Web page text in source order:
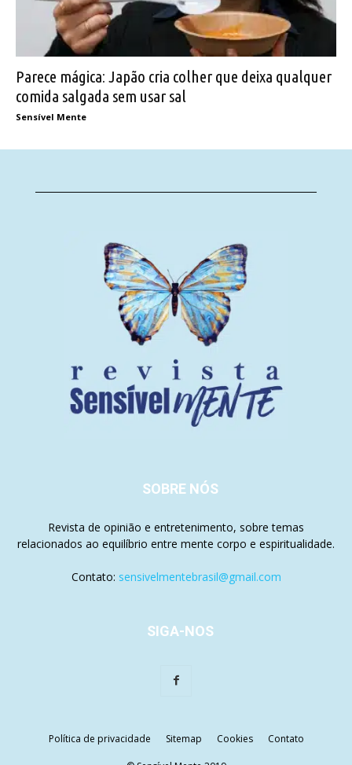
Parece mágica: Japão cria colher que deixa qualquer
comida salgada sem usar sal
Sensível Mente
SOBRE NÓS
Revista de opinião e entretenimento, sobre temas
relacionados ao equilíbrio entre mente corpo e espiritualidade.
Contato: sensivelmentebrasil@gmail.com
SIGA-NOS
Política de privacidade Sitemap Cookies Contato